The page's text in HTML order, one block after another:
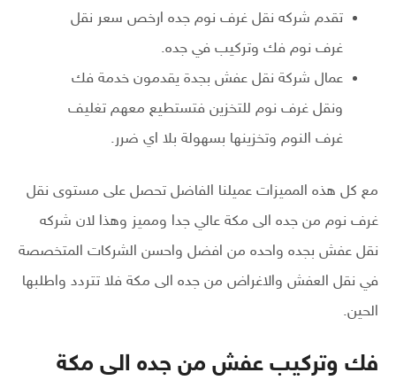
تقدم شركه نقل غرف نوم جده ارخص سعر نقل
غرف نوم فك وتركيب في جده.
عمال شركة نقل عفش بجدة يقدمون خدمة فك
ونقل غرف نوم للتخزين فتستطيع معهم تغليف
غرف النوم وتخزينها بسهولة بلا اي ضرر.
مع كل هذه المميزات عميلنا الفاضل تحصل على مستوى نقل
غرف نوم من جده الى مكة عالي جدا ومميز وهذا لان شركه
نقل عفش بجده واحده من افضل واحسن الشركات المتخصصة
في نقل العفش والاغراض من جده الى مكة فلا تتردد واطلبها
الحين.
فك وتركيب عفش من جده الى مكة